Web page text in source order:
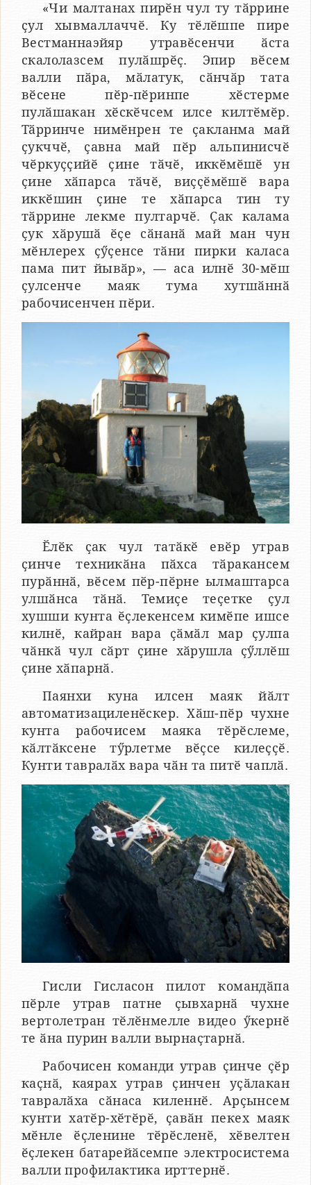
«Чи малтанах пирӗн чул ту тӑррине
ҫул хывмаллаччӗ. Ку тӗлӗшпе пире
Вестманнаэйяр утравӗсенчи ӑста
скалолазсем пулӑшрӗҫ. Эпир вӗсем
валли пӑра, мӑлатук, сӑнчӑр тата
вӗсене пӗр-пӗринпе хӗстерме
пулӑшакан хӗскӗчсем илсе килтӗмӗр.
Тӑрринче нимӗнрен те ҫакланма май
ҫукччӗ, ҫавна май пӗр альпинисчӗ
чӗркуҫҫийӗ ҫине тӑчӗ, иккӗмӗшӗ ун
ҫине хӑпарса тӑчӗ, виҫҫӗмӗшӗ вара
иккӗшин ҫине те хӑпарса тин ту
тӑррине лекме пултарчӗ. Ҫак калама
ҫук хӑрушӑ ӗҫе сӑнанӑ май ман чун
мӗнлерех ҫӳҫенсе тӑни пирки каласа
пама пит йывӑр», — аса илнӗ 30-мӗш
ҫулсенче маяк тума хутшӑннӑ
рабочисенчен пӗри.
Ӗлӗк ҫак чул татӑкӗ евӗр утрав
ҫинче техникӑна пӑхса тӑракансем
пурӑннӑ, вӗсем пӗр-пӗрне ылмаштарса
улшӑнса тӑнӑ. Темиҫе теҫетке ҫул
хушши кунта ӗҫлекенсем кимӗпе ишсе
килнӗ, кайран вара ҫӑмӑл мар ҫулпа
чӑнкӑ чул сӑрт ҫине хӑрушла ҫӳллӗш
ҫине хӑпарнӑ.
Паянхи куна илсен маяк йӑлт
автоматизациленӗскер. Хӑш-пӗр чухне
кунта рабочисем маяка тӗрӗслеме,
кӑлтӑксене тӳрлетме вӗҫсе килеҫҫӗ.
Кунти тавралӑх вара чӑн та питӗ чаплӑ.
Гисли Гисласон пилот командӑпа
пӗрле утрав патне ҫывхарнӑ чухне
вертолетран тӗлӗнмелле видео ӳкернӗ
те ӑна пурин валли вырнаҫтарнӑ.
Рабочисен команди утрав ҫинче ҫӗр
каҫнӑ, каярах утрав ҫинчен уҫӑлакан
тавралӑха сӑнаса киленнӗ. Арҫынсем
кунти хатӗр-хӗтӗрӗ, ҫавӑн пекех маяк
мӗнле ӗҫленине тӗрӗсленӗ, хӗвелтен
ӗҫлекен батарейӑсемпе электросистема
валли профилактика ирттернӗ.